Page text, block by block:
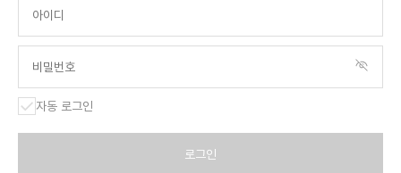
자동 로그인
로그인